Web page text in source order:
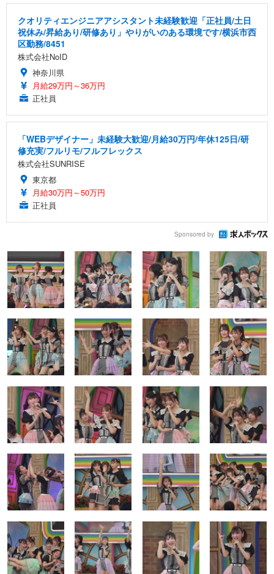
クオリティエンジニアアシスタント未経験歓迎「正社員/土日
祝休み/昇給あり/研修あり」やりがいのある環境です/横浜市西
区勤務/8451
株式会社NoID
神奈川県
月給29万円～36万円
正社員
「WEBデザイナー」未経験大歓迎/月給30万円/年休125日/研
修充実/フルリモ/フルフレックス
株式会社SUNRISE
東京都
月給30万円～50万円
正社員
Sponsored by